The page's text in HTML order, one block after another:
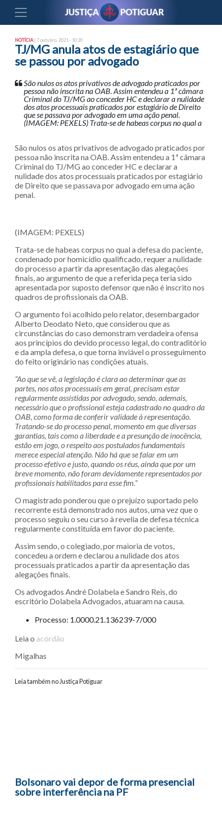
NOTÍCIA | 7 outubro, 2021 - 10:20
TJ/MG anula atos de estagiário que
se passou por advogado
São nulos os atos privativos de advogado praticados por
pessoa não inscrita na OAB. Assim entendeu a 1ª câmara
Criminal do TJ/MG ao conceder HC e declarar a nulidade
dos atos processuais praticados por estagiário de Direito
que se passava por advogado em uma ação penal.
(IMAGEM: PEXELS) Trata-se de habeas corpus no qual a
São nulos os atos privativos de advogado praticados por
pessoa não inscrita na OAB. Assim entendeu a 1ª câmara
Criminal do TJ/MG ao conceder HC e declarar a
nulidade dos atos processuais praticados por estagiário
de Direito que se passava por advogado em uma ação
penal.
(IMAGEM: PEXELS)
Trata-se de habeas corpus no qual a defesa do paciente,
condenado por homicídio qualificado, requer a nulidade
do processo a partir da apresentação das alegações
finais, ao argumento de que a referida peça teria sido
apresentada por suposto defensor que não é inscrito nos
quadros de profissionais da OAB.
O argumento foi acolhido pelo relator, desembargador
Alberto Deodato Neto, que considerou que as
circunstâncias do caso demonstram verdadeira ofensa
aos princípios do devido processo legal, do contraditório
e da ampla defesa, o que torna inviável o prosseguimento
do feito originário nas condições atuais.
“Ao que se vê, a legislação é clara ao determinar que as
partes, nos atos processuais em geral, precisam estar
regularmente assistidas por advogado, sendo, ademais,
necessário que o profissional esteja cadastrado no quadro da
OAB, como forma de conferir validade à representação.
Tratando-se do processo penal, momento em que diversas
garantias, tais como a liberdade e a presunção de inocência,
estão em jogo, o respeito aos postulados fundamentais
merece especial atenção. Não há que se falar em um
processo efetivo e justo, quando os réus, ainda que por um
breve momento, não foram devidamente representados por
profissionais habilitados para esse fim.”
O magistrado ponderou que o prejuízo suportado pelo
recorrente está demonstrado nos autos, uma vez que o
processo seguiu o seu curso à revelia de defesa técnica
regularmente constituída em favor do paciente.
Assim sendo, o colegiado, por maioria de votos,
concedeu a ordem e declarou a nulidade dos atos
processuais praticados a partir da apresentação das
alegações finais.
Os advogados André Dolabela e Sandro Reis, do
escritório Dolabela Advogados, atuaram na causa.
Processo: 1.0000.21.136239-7/000
Leia o acórdão
Migalhas
Leia também no Justiça Potiguar
Bolsonaro vai depor de forma presencial
sobre interferência na PF